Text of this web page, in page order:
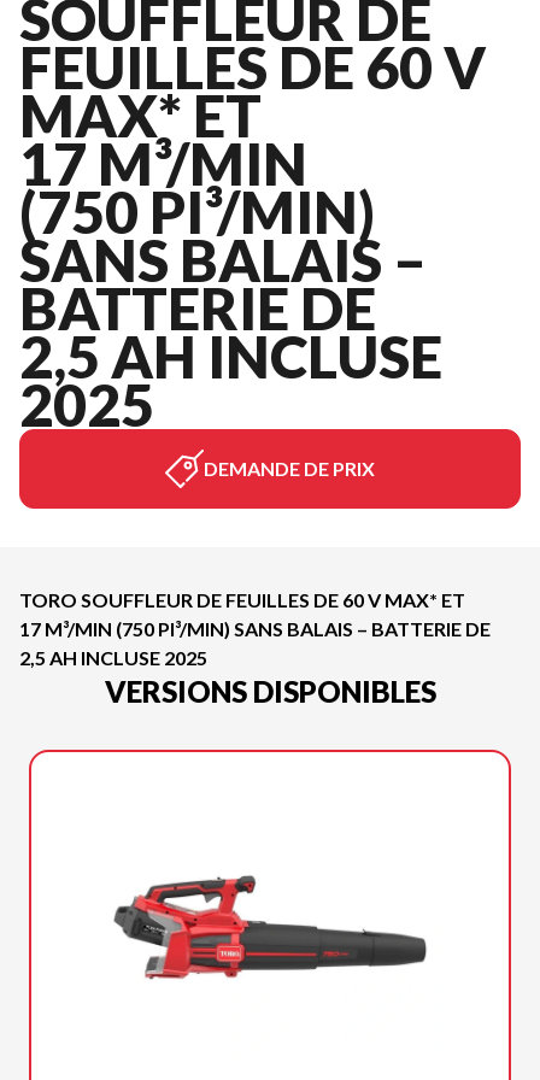
SOUFFLEUR DE
FEUILLES DE 60 V
MAX* ET
17 M³/MIN
(750 PI³/MIN)
SANS BALAIS –
BATTERIE DE
2,5 AH INCLUSE
2025
DEMANDE DE PRIX
TORO SOUFFLEUR DE FEUILLES DE 60 V MAX* ET
17 M³/MIN (750 PI³/MIN) SANS BALAIS – BATTERIE DE
2,5 AH INCLUSE 2025
VERSIONS DISPONIBLES